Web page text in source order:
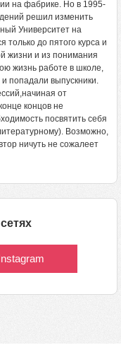
на фабрике. Но в 1995-
решил изменить
Университет на
только до пятого курса и
жизни и из понимания
жизнь работе в школе,
попадали выпускники.
от
концов не
посвятить себя
Возможно,
ничуть не сожалеет